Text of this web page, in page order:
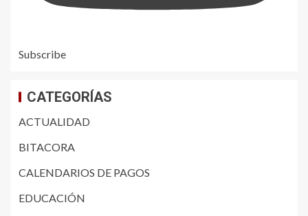
Subscribe
CATEGORÍAS
ACTUALIDAD
BITACORA
CALENDARIOS DE PAGOS
EDUCACIÓN